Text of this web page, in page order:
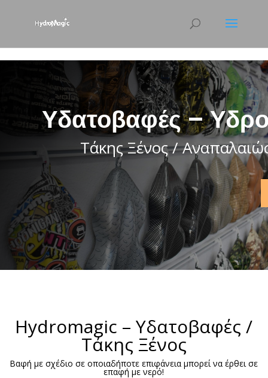
Υδατοβαφές –
Τάκης Ξένος /
Hydromagic – Υδατοβαφές /
Τάκης Ξένος
Βαφή με σχέδιο σε οποιαδήποτε επιφάνεια μπορεί να έρθει σε
επαφή με νερό!